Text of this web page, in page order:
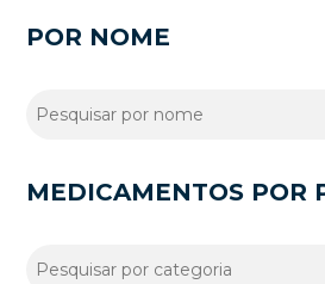
POR NOME
MEDICAMENTOS POR